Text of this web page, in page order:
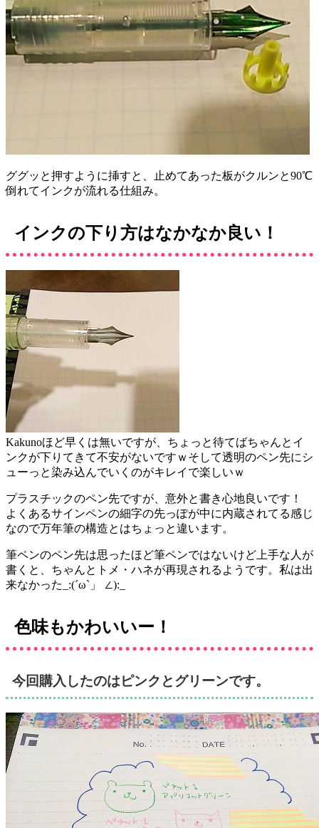
ググッと押すように挿すと、止めてあった板がクルンと90℃
倒れてインクが流れる仕組み。
インクの下り方はなかなか良い！
Kakunoほど早くは無いですが、ちょっと待てばちゃんとイ
ンクが下りてきて不安がないですｗそして透明のペン先にシ
ューっと染み込んでいくのがキレイで楽しいｗ
プラスチックのペン先ですが、意外と書き心地良いです！
よくあるサインペンの細字の先っぽが中に内蔵されてる感じ
なので万年筆の構造とはちょっと違います。
筆ペンのペン先は思ったほど筆ペンではないけど上手な人が
書くと、ちゃんとトメ・ハネが再現されるようです。私は出
来なかった_:(´ω`」 ∠):_
色味もかわいいー！
今回購入したのはピンクとグリーンです。